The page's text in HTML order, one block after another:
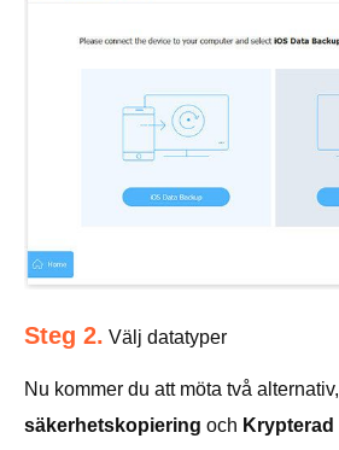
Steg 2. Välj datatyper
Nu kommer du att möta två alternativ,
säkerhetskopiering och Krypterad